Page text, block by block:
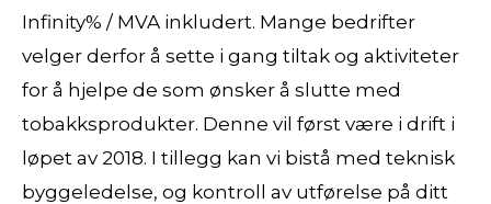
Infinity% / MVA inkludert. Mange bedrifter
velger derfor å sette i gang tiltak og aktiviteter
for å hjelpe de som ønsker å slutte med
tobakksprodukter. Denne vil først være i drift i
løpet av 2018. I tillegg kan vi bistå med teknisk
byggeledelse, og kontroll av utførelse på ditt